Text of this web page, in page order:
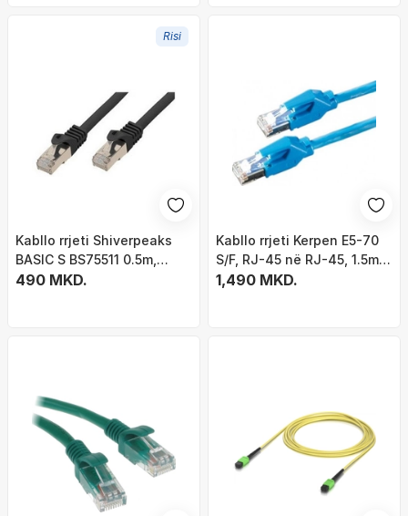
Risi
Kabllo rrjeti Shiverpeaks
BASIC S BS75511 0.5m,
Cat.7 S/FTP, RJ45, i zi
490 MKD.
Kabllo rrjeti Kerpen E5-70
S/F, RJ-45 në RJ-45, 1.5m,
CAT 6, blu
1,490 MKD.